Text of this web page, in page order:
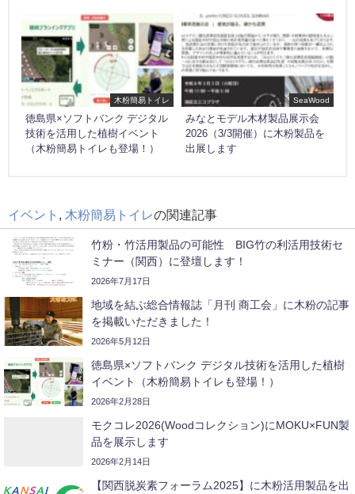
木粉簡易トイレ
徳島県×ソフトバンク デジタル
技術を活用した植樹イベント
（木粉簡易トイレも登場！）
SeaWood
みなとモデル木材製品展示会
2026（3/3開催）に木粉製品を
出展します
イベント , 木粉簡易トイレの関連記事
竹粉・竹活用製品の可能性 BIG竹の利活用技術セ
ミナー（関西）に登壇します！
2026年7月17日
地域を結ぶ総合情報誌「月刊 商工会」に木粉の記事
を掲載いただきました！
2026年5月12日
徳島県×ソフトバンク デジタル技術を活用した植樹
イベント（木粉簡易トイレも登場！）
2026年2月28日
モクコレ2026(Woodコレクション)にMOKU×FUN製
品を展示します
2026年2月14日
【関西脱炭素フォーラム2025】に木粉活用製品を出